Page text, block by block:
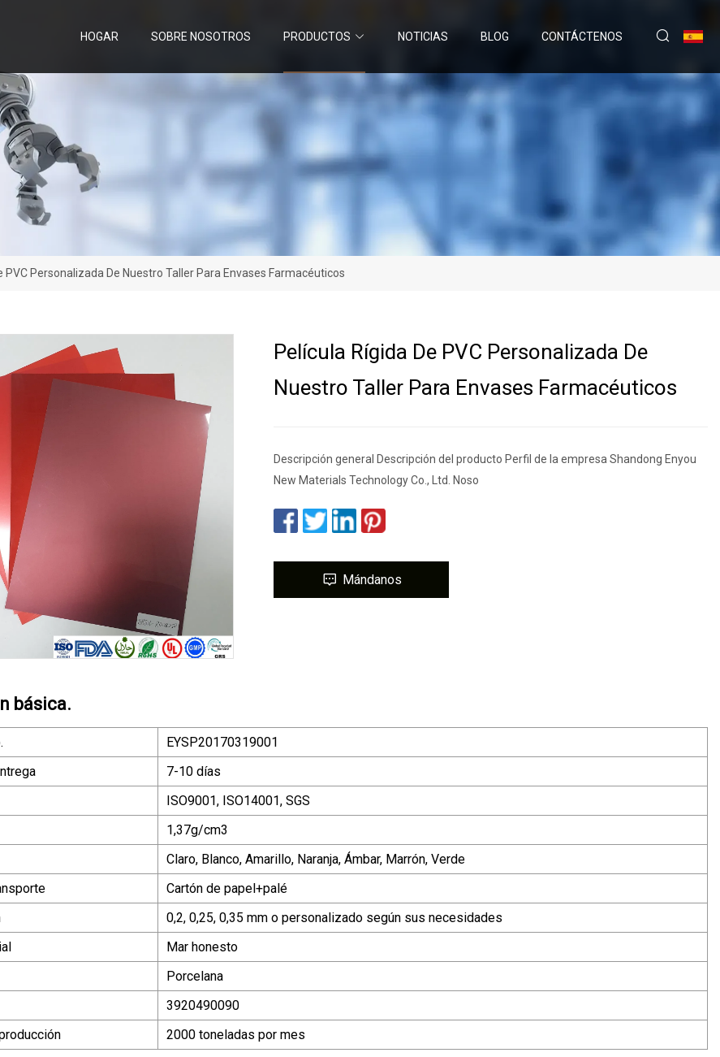
HOGAR SOBRE NOSOTROS PRODUCTOS NOTICIAS BLOG CONTÁCTENOS
PVC Personalizada De Nuestro Taller Para Envases Farmacéuticos
Película Rígida De PVC Personalizada De
Nuestro Taller Para Envases Farmacéuticos
Descripción general Descripción del producto Perfil de la empresa Shandong Enyou
New Materials Technology Co., Ltd. Noso
Mándanos
básica.
EYSP20170319001
7-10 días
ISO9001, ISO14001, SGS
1,37g/cm3
Claro, Blanco, Amarillo, Naranja, Ámbar, Marrón, Verde
Cartón de papel+palé
0,2, 0,25, 0,35 mm o personalizado según sus necesidades
Mar honesto
Porcelana
3920490090
2000 toneladas por mes